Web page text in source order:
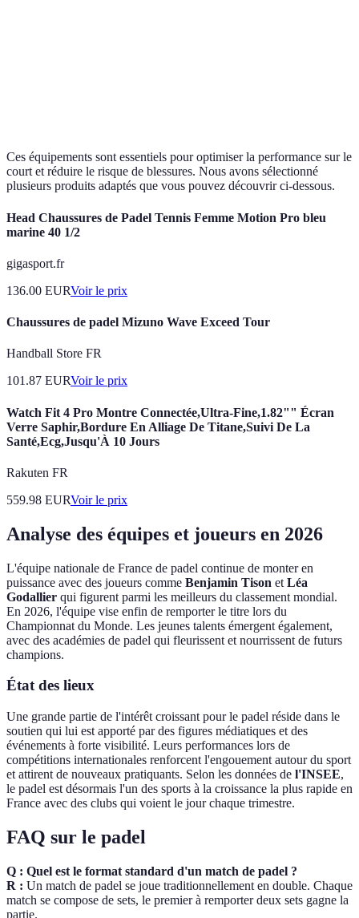
Ces équipements sont essentiels pour optimiser la performance sur le
court et réduire le risque de blessures. Nous avons sélectionné
plusieurs produits adaptés que vous pouvez découvrir ci-dessous.
Head Chaussures de Padel Tennis Femme Motion Pro bleu
marine 40 1/2
gigasport.fr
136.00 EURVoir le prix
Chaussures de padel Mizuno Wave Exceed Tour
Handball Store FR
101.87 EURVoir le prix
Watch Fit 4 Pro Montre Connectée,Ultra-Fine,1.82"" Écran
Verre Saphir,Bordure En Alliage De Titane,Suivi De La
Santé,Ecg,Jusqu'À 10 Jours
Rakuten FR
559.98 EURVoir le prix
Analyse des équipes et joueurs en 2026
L'équipe nationale de France de padel continue de monter en
puissance avec des joueurs comme Benjamin Tison et Léa
Godallier qui figurent parmi les meilleurs du classement mondial.
En 2026, l'équipe vise enfin de remporter le titre lors du
Championnat du Monde. Les jeunes talents émergent également,
avec des académies de padel qui fleurissent et nourrissent de futurs
champions.
État des lieux
Une grande partie de l'intérêt croissant pour le padel réside dans le
soutien qui lui est apporté par des figures médiatiques et des
événements à forte visibilité. Leurs performances lors de
compétitions internationales renforcent l'engouement autour du sport
et attirent de nouveaux pratiquants. Selon les données de l'INSEE,
le padel est désormais l'un des sports à la croissance la plus rapide en
France avec des clubs qui voient le jour chaque trimestre.
FAQ sur le padel
Q : Quel est le format standard d'un match de padel ?
R : Un match de padel se joue traditionnellement en double. Chaque
match se compose de sets, le premier à remporter deux sets gagne la
partie.